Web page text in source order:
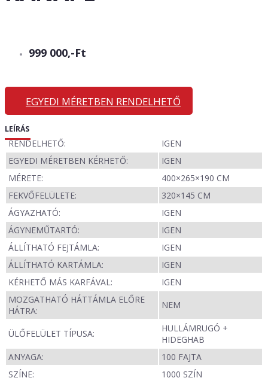
999 000,-Ft
EGYEDI MÉRETBEN RENDELHETŐ
LEÍRÁS
RENDELHETŐ:
IGEN
EGYEDI MÉRETBEN KÉRHETŐ:
IGEN
MÉRETE:
400×265×190 CM
FEKVŐFELÜLETE:
320×145 CM
ÁGYAZHATÓ:
IGEN
ÁGYNEMŰTARTÓ:
IGEN
ÁLLÍTHATÓ FEJTÁMLA:
IGEN
ÁLLÍTHATÓ KARTÁMLA:
IGEN
KÉRHETŐ MÁS KARFÁVAL:
IGEN
MOZGATHATÓ HÁTTÁMLA ELŐRE
HÁTRA:
NEM
ÜLŐFELÜLET TÍPUSA:
HULLÁMRUGÓ +
HIDEGHAB
ANYAGA:
100 FAJTA
SZÍNE:
1000 SZÍN